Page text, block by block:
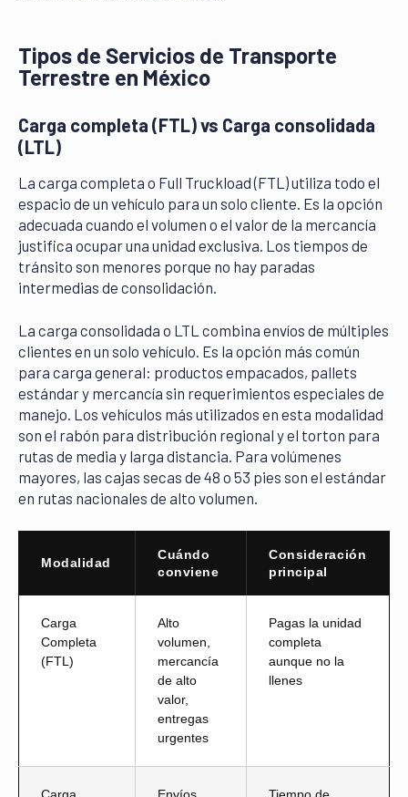
Tipos de Servicios de Transporte
Terrestre en México
Carga completa (FTL) vs Carga consolidada
(LTL)
La carga completa o Full Truckload (FTL) utiliza todo el
espacio de un vehículo para un solo cliente. Es la opción
adecuada cuando el volumen o el valor de la mercancía
justifica ocupar una unidad exclusiva. Los tiempos de
tránsito son menores porque no hay paradas
intermedias de consolidación.
La carga consolidada o LTL combina envíos de múltiples
clientes en un solo vehículo. Es la opción más común
para carga general: productos empacados, pallets
estándar y mercancía sin requerimientos especiales de
manejo. Los vehículos más utilizados en esta modalidad
son el rabón para distribución regional y el torton para
rutas de media y larga distancia. Para volúmenes
mayores, las cajas secas de 48 o 53 pies son el estándar
en rutas nacionales de alto volumen.
Modalidad
Cuándo
conviene
Consideración
principal
Carga
Completa
(FTL)
Alto
volumen,
mercancía
de alto
valor,
entregas
urgentes
Pagas la unidad
completa
aunque no la
llenes